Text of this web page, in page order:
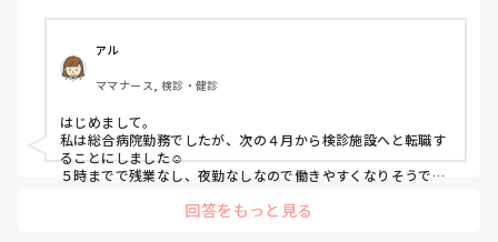
アル
ママナース, 検診・健診
はじめまして。
私は総合病院勤務でしたが、次の４月から検診施設へと転職す
ることにしました☺️
５時までで残業なし、夜勤なしなので働きやすくなりそうです
回答をもっと見る